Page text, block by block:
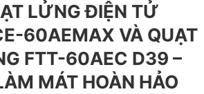
LỬNG ĐIỆN TỬ
60AEMAX VÀ QUẠT
FTT-60AEC D39 –
MÁT HOÀN HẢO